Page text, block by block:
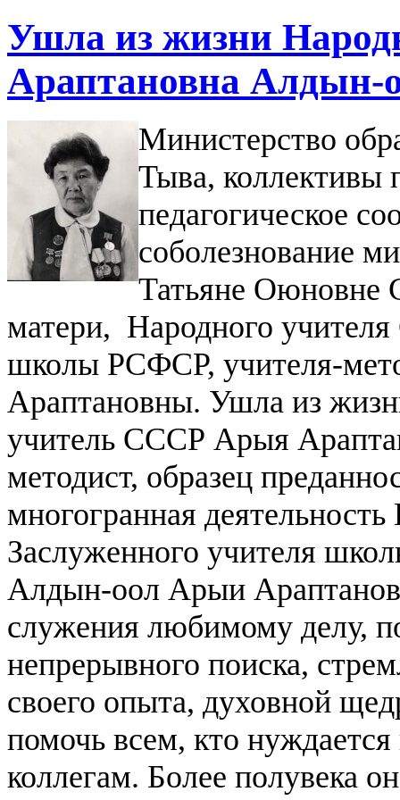
Ушла из жизни
Араптановна Алдын-
Министерство
Тыва, коллективы
педагогическое
соболезнование
Татьяне Оюновне
матери, Народного
школы РСФСР, учителя-
Араптановны. Ушла из
учитель СССР Арыя
методист, образец
многогранная
Заслуженного учителя
Алдын-оол Арыи
служения любимому делу,
непрерывного поиска,
своего опыта, духовной
помочь всем, кто
коллегам. Более полувека